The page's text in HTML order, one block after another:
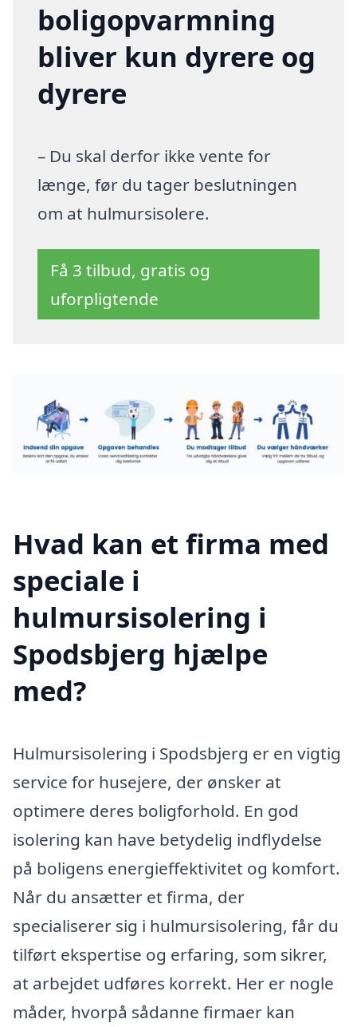
boligopvarmning
bliver kun dyrere og
dyrere
– Du skal derfor ikke vente for
længe, før du tager beslutningen
om at hulmursisolere.
Få 3 tilbud, gratis og
uforpligtende
Hvad kan et firma med
speciale i
hulmursisolering i
Spodsbjerg hjælpe
med?
Hulmursisolering i Spodsbjerg er en vigtig
service for husejere, der ønsker at
optimere deres boligforhold. En god
isolering kan have betydelig indflydelse
på boligens energieffektivitet og komfort.
Når du ansætter et firma, der
specialiserer sig i hulmursisolering, får du
tilført ekspertise og erfaring, som sikrer,
at arbejdet udføres korrekt. Her er nogle
måder, hvorpå sådanne firmaer kan